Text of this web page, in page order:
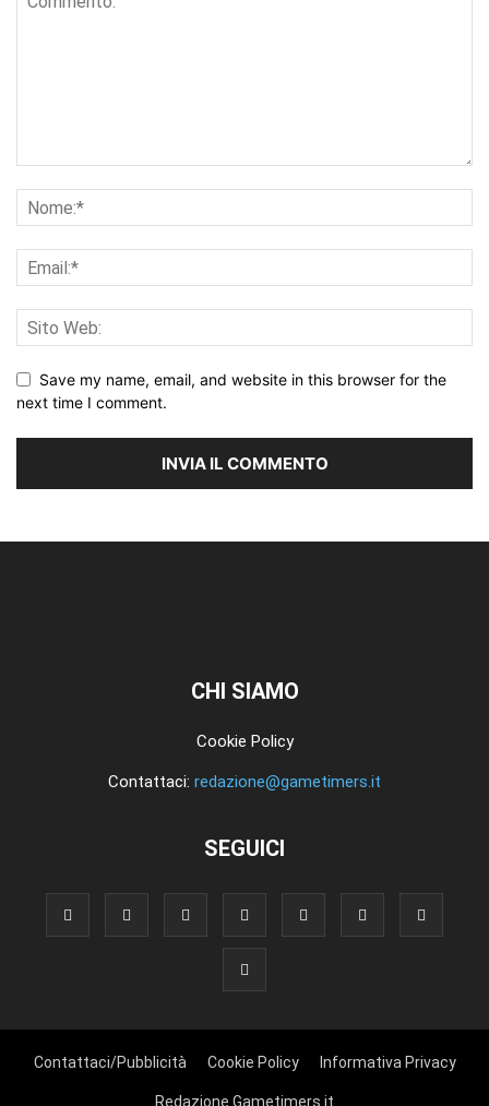
Save my name, email, and website in this browser for the
next time I comment.
CHI SIAMO
Cookie Policy
Contattaci: redazione@gametimers.it
SEGUICI
Contattaci/Pubblicità Cookie Policy Informativa Privacy
Redazione Gametimers.it